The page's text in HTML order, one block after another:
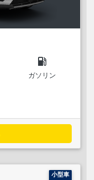
local_gas_station
ガソリン
小型車